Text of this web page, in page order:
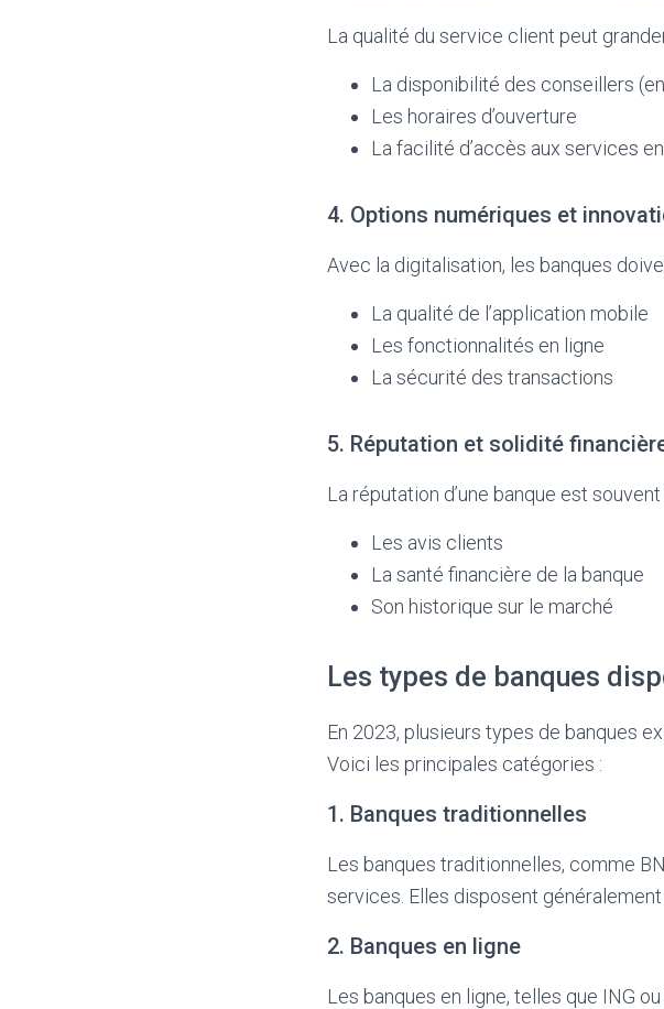
La qualité du service client peut
La disponibilité des conseillers
Les horaires d’ouverture
La facilité d’accès aux services
4. Options numériques et
Avec la digitalisation, les banques
La qualité de l’application mobile
Les fonctionnalités en ligne
La sécurité des transactions
5. Réputation et solidité
La réputation d’une banque est
Les avis clients
La santé financière de la banque
Son historique sur le marché
Les types de banques
En 2023, plusieurs types de banques
Voici les principales catégories :
1. Banques traditionnelles
Les banques traditionnelles, comme
services. Elles disposent généralement
2. Banques en ligne
Les banques en ligne, telles que ING